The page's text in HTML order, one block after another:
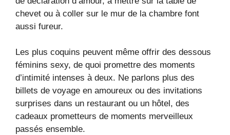
chevet ou à coller sur le mur de la chambre font
aussi fureur.
Les plus coquins peuvent même offrir des dessous
féminins sexy, de quoi promettre des moments
d’intimité intenses à deux. Ne parlons plus des
billets de voyage en amoureux ou des invitations
surprises dans un restaurant ou un hôtel, des
cadeaux prometteurs de moments merveilleux
passés ensemble.